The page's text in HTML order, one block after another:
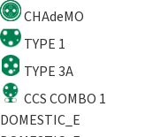
CHAdeMO
TYPE 1
TYPE 3A
CCS COMBO 1
DOMESTIC_E